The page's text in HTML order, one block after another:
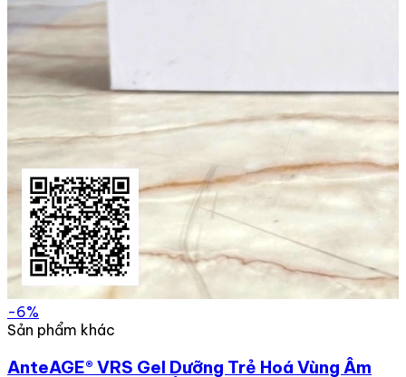
-6%
Sản phẩm khác
AnteAGE® VRS Gel Dưỡng Trẻ Hoá Vùng Âm